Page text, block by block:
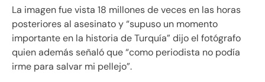
La imagen fue vista 18 millones de veces en las horas
posteriores al asesinato y “supuso un momento
importante en la historia de Turquía” dijo el fotógrafo
quien además señaló que “como periodista no podía
irme para salvar mi pellejo”.